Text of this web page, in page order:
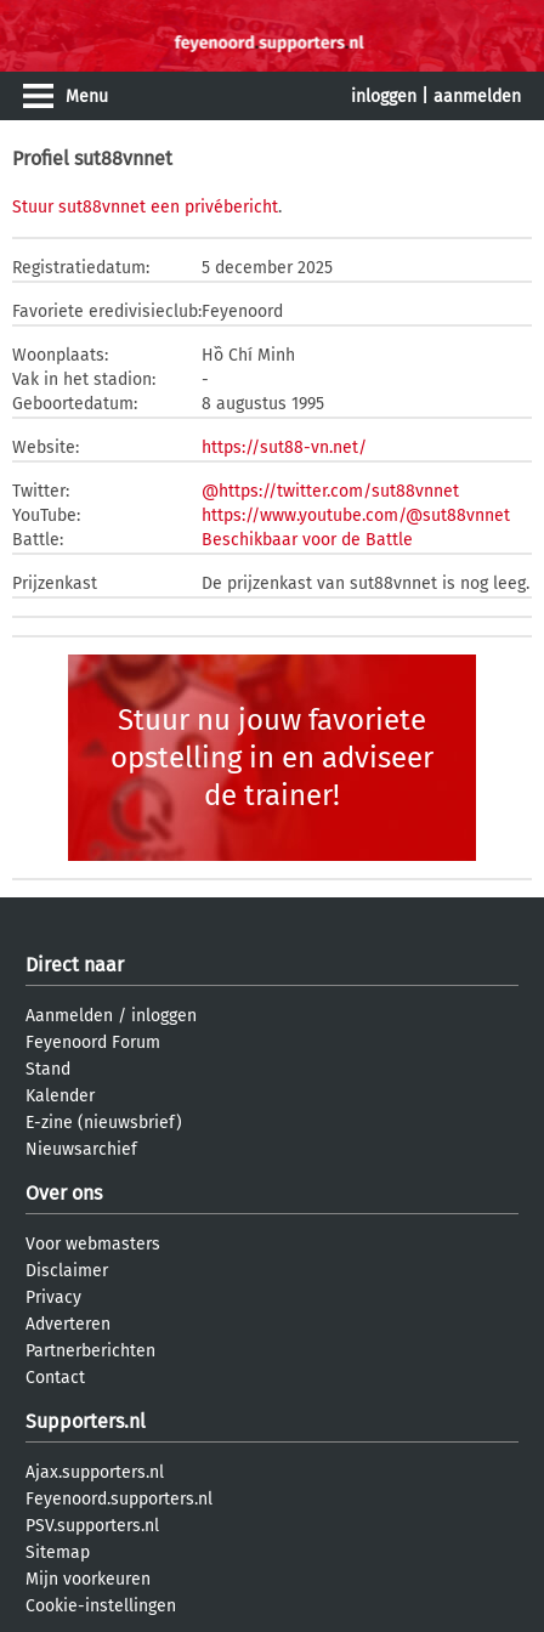
Menu inloggen aanmelden
Profiel sut88vnnet
Stuur sut88vnnet een privébericht.
Registratiedatum: 5 december 2025
Favoriete eredivisieclub:Feyenoord
Woonplaats:
Hồ Chí Minh
Vak in het stadion:
-
Geboortedatum:
8 augustus 1995
Website: https://sut88-vn.net/
Twitter:
@https://twitter.com/sut88vnnet
YouTube:
https://www.youtube.com/@sut88vnnet
Battle:
Beschikbaar voor de Battle
Prijzenkast De prijzenkast van sut88vnnet is nog leeg.
Stuur nu jouw favoriete
opstelling in en adviseer
de trainer!
Direct naar
Aanmelden / inloggen
Feyenoord Forum
Stand
Kalender
E-zine (nieuwsbrief)
Nieuwsarchief
Over ons
Voor webmasters
Disclaimer
Privacy
Adverteren
Partnerberichten
Contact
Supporters.nl
Ajax.supporters.nl
Feyenoord.supporters.nl
PSV.supporters.nl
Sitemap
Mijn voorkeuren
Cookie-instellingen